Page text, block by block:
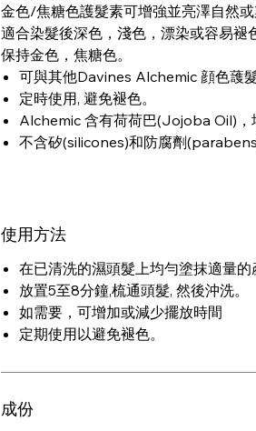
金色/焦糖色護髮素可增強並亮澤自然或
適合染髮後深色，淺色，漂染或容易褪
保持金色，焦糖色。
可與其他Davines Alchemic 顔色䕶
定時使用, 避免褪色。
Alchemic 含有荷荷巴(Jojoba Oil)，
不含矽(silicones)和防腐劑
使用方法
在已清洗的濕頭髮上均勻塗抹適量的
放置5至8分鐘,梳通頭髮, 然後沖洗。
如需要，可增加或減少擺放時間
定期使用以避免褪色。
成份